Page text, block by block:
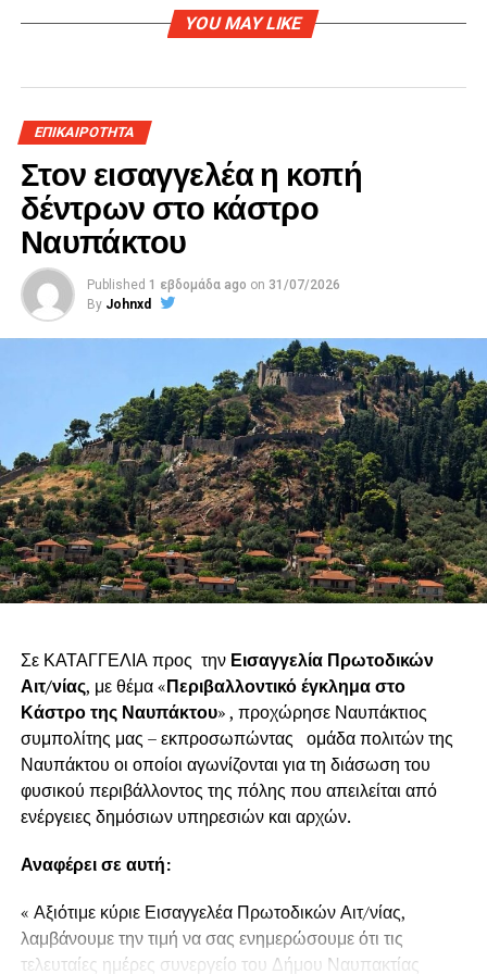
YOU MAY LIKE
ΕΠΙΚΑΙΡΟΤΗΤΑ
Στον εισαγγελέα η κοπή
δέντρων στο κάστρο
Ναυπάκτου
Published 1 εβδομάδα ago on 31/07/2026
By Johnxd
Σε ΚΑΤΑΓΓΕΛΙΑ προς την Εισαγγελία Πρωτοδικών
Αιτ/νίας, με θέμα «Περιβαλλοντικό έγκλημα στο
Κάστρο της Ναυπάκτου» , προχώρησε Ναυπάκτιος
συμπολίτης μας – εκπροσωπώντας ομάδα πολιτών της
Ναυπάκτου οι οποίοι αγωνίζονται για τη διάσωση του
φυσικού περιβάλλοντος της πόλης που απειλείται από
ενέργειες δημόσιων υπηρεσιών και αρχών.
Αναφέρει σε αυτή:
« Αξιότιμε κύριε Εισαγγελέα Πρωτοδικών Αιτ/νίας,
λαμβάνουμε την τιμή να σας ενημερώσουμε ότι τις
τελευταίες ημέρες συνεργείο του Δήμου Ναυπακτίας